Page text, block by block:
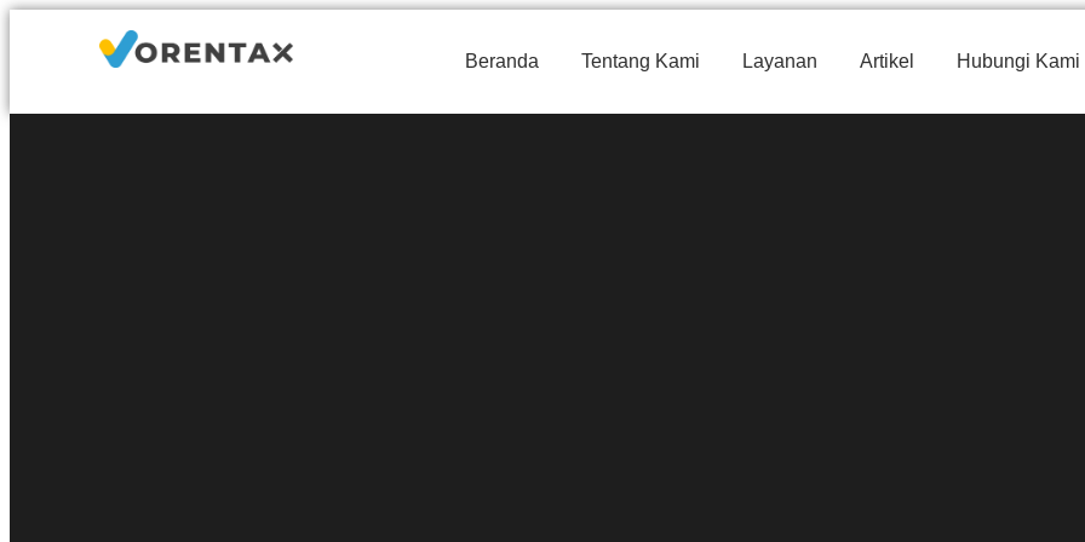
Beranda Tentang Kami Layanan Artikel Hubungi Kami